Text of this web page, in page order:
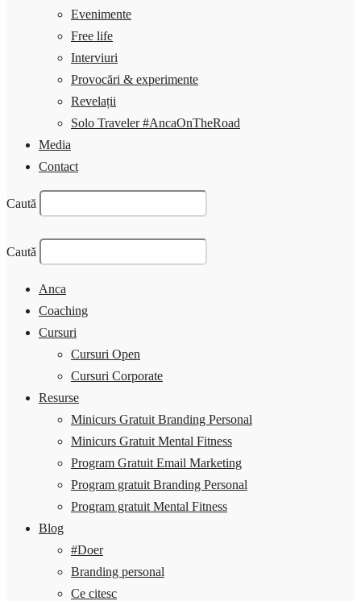
Evenimente
Free life
Interviuri
Provocări & experimente
Revelații
Solo Traveler #AncaOnTheRoad
Media
Contact
Caută
Caută
Anca
Coaching
Cursuri
Cursuri Open
Cursuri Corporate
Resurse
Minicurs Gratuit Branding Personal
Minicurs Gratuit Mental Fitness
Program Gratuit Email Marketing
Program gratuit Branding Personal
Program gratuit Mental Fitness
Blog
#Doer
Branding personal
Ce citesc